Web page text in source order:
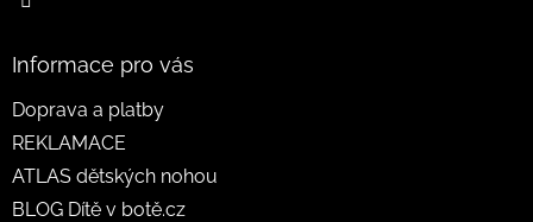
Informace pro vás
Doprava a platby
REKLAMACE
ATLAS dětských nohou
BLOG Dítě v botě.cz